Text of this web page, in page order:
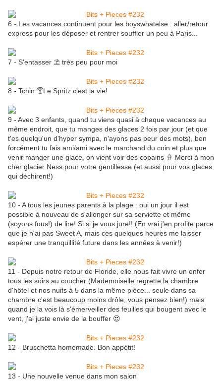
6 - Les vacances continuent pour les boyswhatelse : aller/retour
express pour les déposer et rentrer souffler un peu à Paris...
7 - S'entasser ⛱ très peu pour moi
8 - Tchin 🍸Le Spritz c'est la vie!
9 - Avec 3 enfants, quand tu viens quasi à chaque vacances au
même endroit, que tu manges des glaces 2 fois par jour (et que
t'es quelqu'un d'hyper sympa, n'ayons pas peur des mots), ben
forcément tu fais ami/ami avec le marchand du coin et plus que
venir manger une glace, on vient voir des copains 🍦 Merci à mon
cher glacier Ness pour votre gentillesse (et aussi pour vos glaces
qui déchirent!)
10 - A tous les jeunes parents à la plage : oui un jour il est
possible à nouveau de s'allonger sur sa serviette et même
(soyons fous!) de lire! Si si je vous jure!! (En vrai j'en profite parce
que je n'ai pas Sweet A, mais ces quelques heures me laisser
espérer une tranquillité future dans les années à venir!)
11 - Depuis notre retour de Floride, elle nous fait vivre un enfer
tous les soirs au coucher (Mademoiselle regrette la chambre
d'hôtel et nos nuits à 5 dans la même pièce... seule dans sa
chambre c'est beaucoup moins drôle, vous pensez bien!) mais
quand je la vois là s'émerveiller des feuilles qui bougent avec le
vent, j'ai juste envie de la bouffer 😍
12 - Bruschetta homemade. Bon appétit!
13 - Une nouvelle venue dans mon salon